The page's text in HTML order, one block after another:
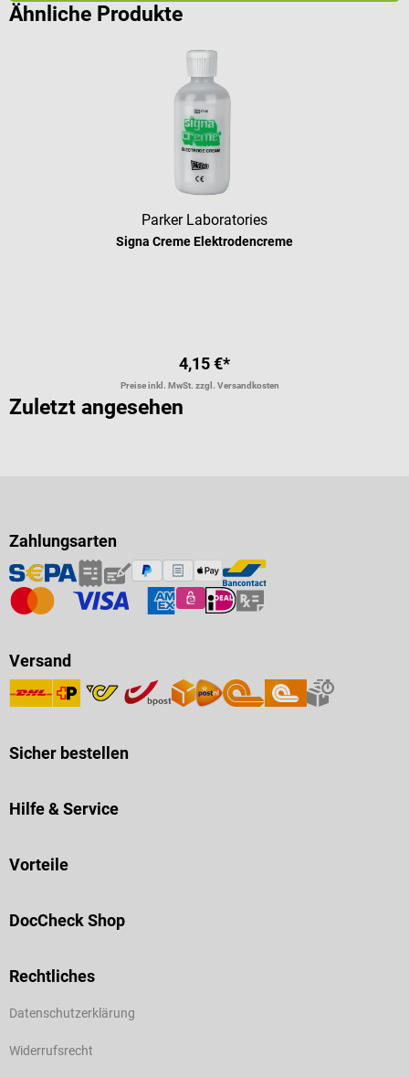
Ähnliche Produkte
Parker Laboratories
Signa Creme Elektrodencreme
4,15 €*
Preise inkl. MwSt. zzgl. Versandkosten
Zuletzt angesehen
Zahlungsarten
Versand
Sicher bestellen
Hilfe & Service
Vorteile
DocCheck Shop
Rechtliches
Datenschutzerklärung
Widerrufsrecht